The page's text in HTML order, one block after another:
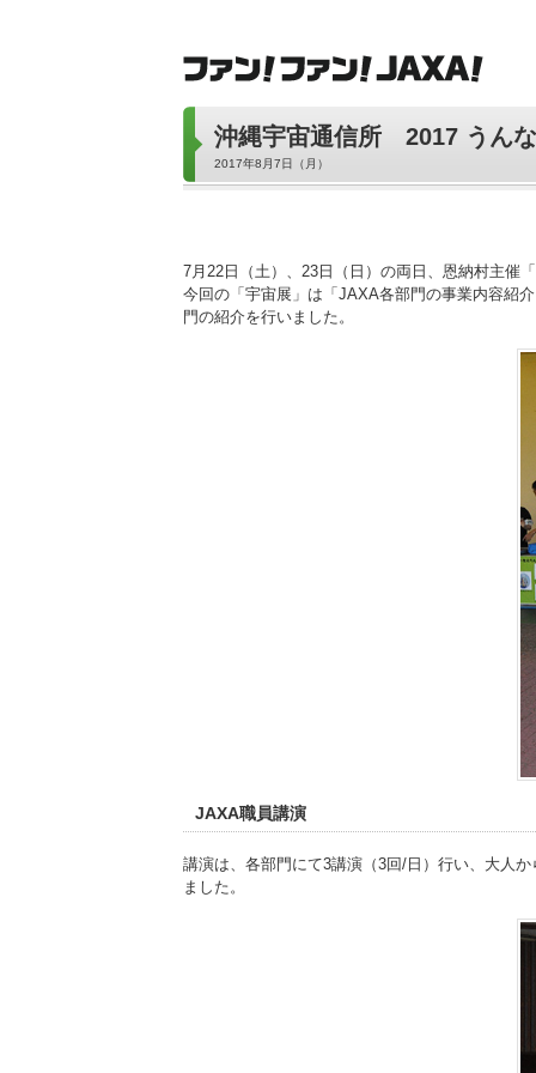
沖縄宇宙通信所 2017 うん
2017年8月7日（月）
7月22日（土）、23日（日）の両日、恩納村主催
今回の「宇宙展」は「JAXA各部門の事業内容紹
門の紹介を行いました。
JAXA職員講演
講演は、各部門にて3講演（3回/日）行い、大人
ました。